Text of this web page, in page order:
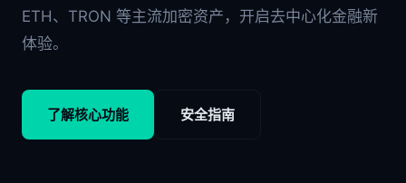
ETH、TRON 等主流加密资产，开启去中心化金融新
体验。
了解核心功能 安全指南